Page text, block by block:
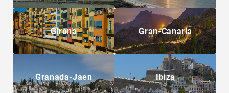
Girona Gran-Canaria
Granada-Jaen Ibiza